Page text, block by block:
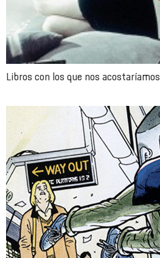
Libros con los que nos acostaríamos